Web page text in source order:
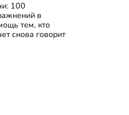
100
в
тем, кто
снова говорит